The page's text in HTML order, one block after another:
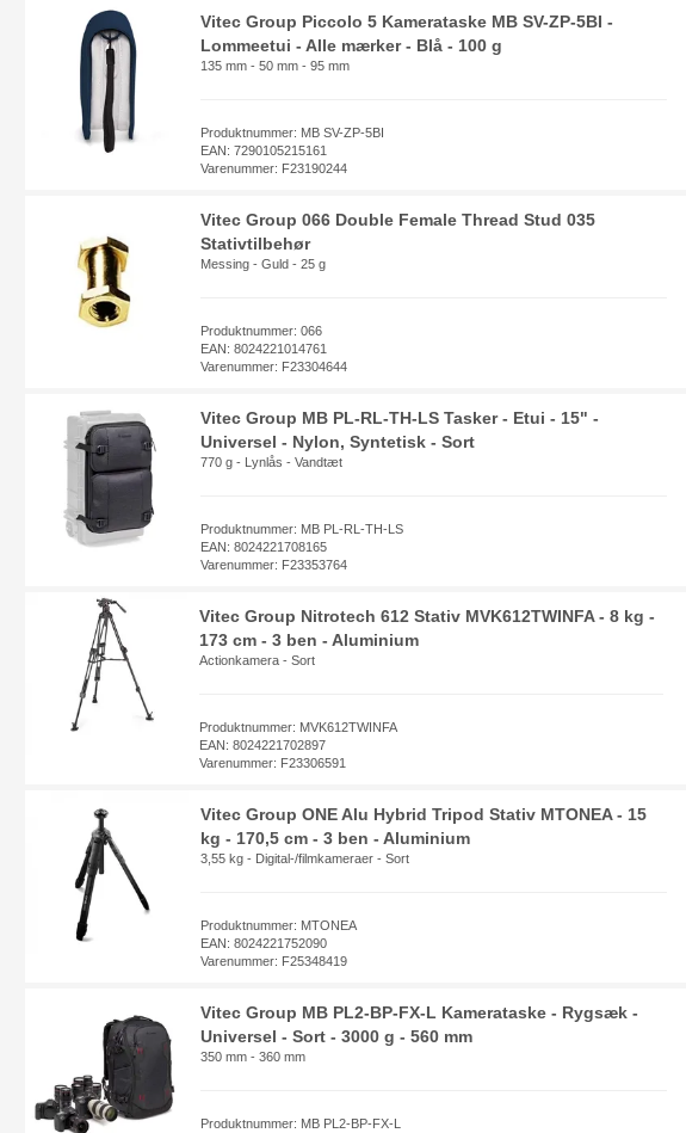
Vitec Group Piccolo 5 Kamerataske MB SV-ZP-5BI -
Lommeetui - Alle mærker - Blå - 100 g
135 mm - 50 mm - 95 mm
Produktnummer: MB SV-ZP-5BI
EAN: 7290105215161
Varenummer: F23190244
Vitec Group 066 Double Female Thread Stud 035
Stativtilbehør
Messing - Guld - 25 g
Produktnummer: 066
EAN: 8024221014761
Varenummer: F23304644
Vitec Group MB PL-RL-TH-LS Tasker - Etui - 15" -
Universel - Nylon, Syntetisk - Sort
770 g - Lynlås - Vandtæt
Produktnummer: MB PL-RL-TH-LS
EAN: 8024221708165
Varenummer: F23353764
Vitec Group Nitrotech 612 Stativ MVK612TWINFA - 8 kg -
173 cm - 3 ben - Aluminium
Actionkamera - Sort
Produktnummer: MVK612TWINFA
EAN: 8024221702897
Varenummer: F23306591
Vitec Group ONE Alu Hybrid Tripod Stativ MTONEA - 15
kg - 170,5 cm - 3 ben - Aluminium
3,55 kg - Digital-/filmkameraer - Sort
Produktnummer: MTONEA
EAN: 8024221752090
Varenummer: F25348419
Vitec Group MB PL2-BP-FX-L Kamerataske - Rygsæk -
Universel - Sort - 3000 g - 560 mm
350 mm - 360 mm
Produktnummer: MB PL2-BP-FX-L